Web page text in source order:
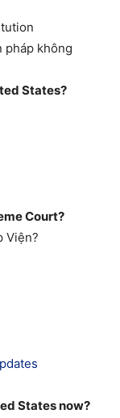
pháp không
States?
Court?
Viện?
States now?